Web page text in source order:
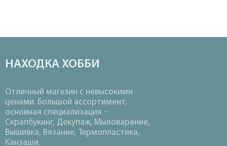
НАХОДКА ХОББИ
Отличный магазин с невысокими
ценами. Большой ассортимент,
основная специализация -
Скрапбукинг, Декупаж, Мыловарение,
Вышивка, Вязание, Термопластика,
Канзаши.